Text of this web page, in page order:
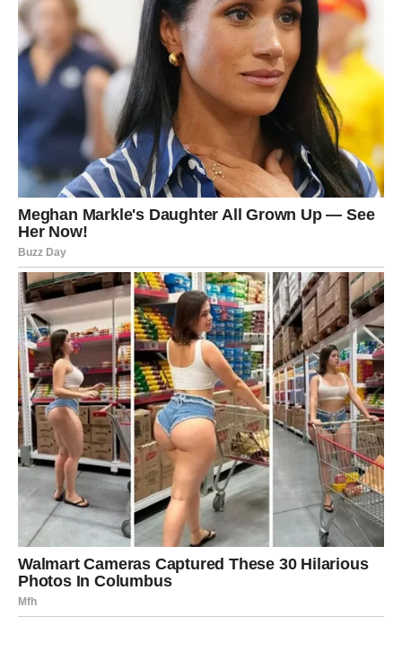
Možda ćete obnoviti kontakt koji je bio prekinut.
Ali ono što ta osoba donosi moglo bi pokrenuti lavinu
lijepih događaja.
Ponekad jedna osoba promijeni cijeli tok sudbine.
LJUBAV DONOSI EMOCIJE
KAKVE STE PRIŽELJKIVALE
Ako ste slobodne, jun donosi poznanstvo koje će vam
vrlo brzo privući pažnju.
Neće vas osvojiti praznim riječima.
Privući će vas osjećaj sigurnosti, iskrenosti i poštovanja.
Ako ste zauzete, odnos sa partnerom ulazi u jednu od
najljepših faza ove godine.
Biće više bliskosti, više razumijevanja i mnogo
zajedničkih trenutaka koje ćete dugo pamtiti.
DOLAZI VIJEST KOJA VAM
VRAĆA MIR